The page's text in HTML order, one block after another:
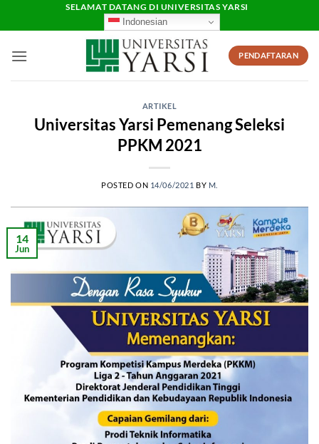
SELAMAT DATANG DI UNIVERSITAS YARSI
Indonesian
PENDAFTARAN
ARTIKEL
Universitas Yarsi Pemenang Seleksi
PPKM 2021
POSTED ON 14/06/2021 BY M.
14
Jun